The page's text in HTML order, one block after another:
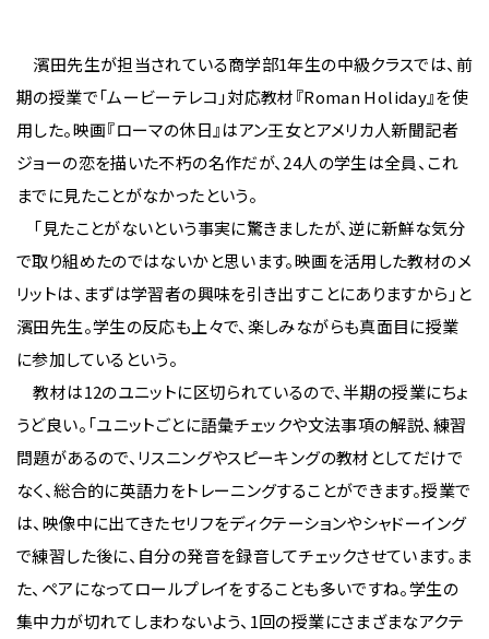
濱田先生が担当されている商学部1年生の中級クラスでは、前
期の授業で「ムービーテレコ」対応教材『Roman Holiday』を使
用した。映画『ローマの休日』はアン王女とアメリカ人新聞記者
ジョーの恋を描いた不朽の名作だが、24人の学生は全員、これ
までに見たことがなかったという。
「見たことがないという事実に驚きましたが、逆に新鮮な気分
で取り組めたのではないかと思います。映画を活用した教材のメ
リットは、まずは学習者の興味を引き出すことにありますから」と
濱田先生。学生の反応も上々で、楽しみながらも真面目に授業
に参加しているという。
教材は12のユニットに区切られているので、半期の授業にちょ
うど良い。「ユニットごとに語彙チェックや文法事項の解説、練習
問題があるので、リスニングやスピーキングの教材としてだけで
なく、総合的に英語力をトレーニングすることができます。授業で
は、映像中に出てきたセリフをディクテーションやシャドーイング
で練習した後に、自分の発音を録音してチェックさせています。ま
た、ペアになってロールプレイをすることも多いですね。学生の
集中力が切れてしまわないよう、1回の授業にさまざまなアクテ